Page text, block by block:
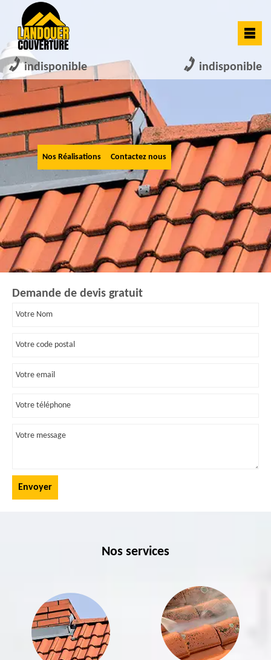
indisponible indisponible
Nos Réalisations Contactez nous
Demande de devis gratuit
Nos services